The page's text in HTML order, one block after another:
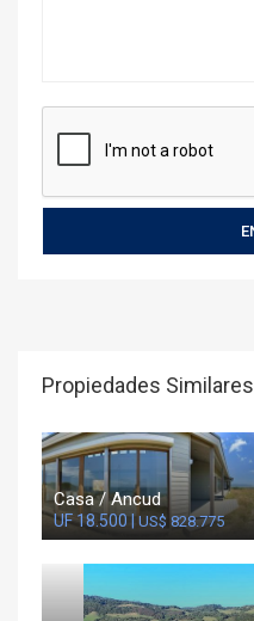
Propiedades Similares
Casa / Ancud
UF 18.500 | US$ 828.775